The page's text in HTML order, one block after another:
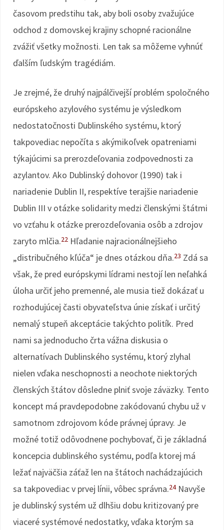
časovom predstihu tak, aby boli osoby zvažujúce
odchod z domovskej krajiny schopné racionálne
zvážiť všetky možnosti. Len tak sa môžeme vyhnúť
ďalším ľudským tragédiám.
Je zrejmé, že druhý najpálčivejší problém spoločného
európskeho azylového systému je výsledkom
nedostatočnosti Dublinského systému, ktorý
takpovediac nepočíta s akýmikoľvek opatreniami
týkajúcimi sa prerozdeľovania zodpovednosti za
azylantov. Ako Dublinský dohovor (1990) tak i
nariadenie Dublin II, respektíve terajšie nariadenie
Dublin III v otázke solidarity medzi členskými štátmi
vo vzťahu k otázke prerozdeľovania osôb a zdrojov
zaryto mlčia.22 Hľadanie najracionálnejšieho
„distribučného kľúča“ je dnes otázkou dňa.23 Zdá sa
však, že pred európskymi lídrami nestojí len neľahká
úloha určiť jeho premenné, ale musia tiež dokázať u
rozhodujúcej časti obyvateľstva únie získať i určitý
nemalý stupeň akceptácie takýchto politík. Pred
nami sa jednoducho črta vážna diskusia o
alternatívach Dublinského systému, ktorý zlyhal
nielen vďaka neschopnosti a neochote niektorých
členských štátov dôsledne plniť svoje záväzky. Tento
koncept má pravdepodobne zakódovanú chybu už v
samotnom zdrojovom kóde právnej úpravy. Je
možné totiž odôvodnene pochybovať, či je základná
koncepcia dublinského systému, podľa ktorej má
ležať najväčšia záťaž len na štátoch nachádzajúcich
sa takpovediac v prvej línii, vôbec správna.24Navyše
je dublinský systém už dlhšiu dobu kritizovaný pre
viaceré systémové nedostatky, vďaka ktorým sa